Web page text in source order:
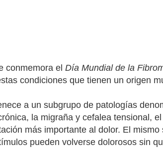
conmemora elDía Mundial de la
condiciones que tienen un origen
a un subgrupo de patologías
la migraña y cefalea tensional,
más importante al dolor. El
pueden volverse dolorosos sin